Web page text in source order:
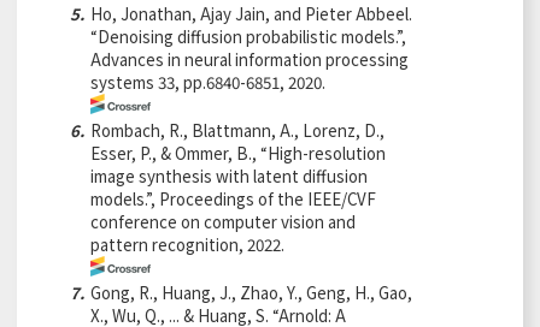
5. Ho, Jonathan, Ajay Jain, and Pieter Abbeel.
“Denoising diffusion probabilistic models.”,
Advances in neural information processing
systems 33, pp.6840-6851, 2020.
6. Rombach, R., Blattmann, A., Lorenz, D.,
Esser, P., & Ommer, B., “High-resolution
image synthesis with latent diffusion
models.”, Proceedings of the IEEE/CVF
conference on computer vision and
pattern recognition, 2022.
7. Gong, R., Huang, J., Zhao, Y., Geng, H., Gao,
X., Wu, Q., ... & Huang, S. “Arnold: A